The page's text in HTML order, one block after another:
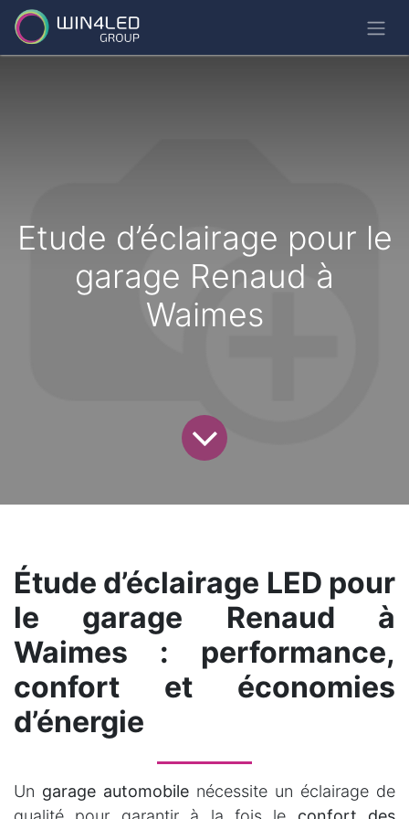
Etude d’éclairage pour le
garage Renaud à
Waimes
Étude d’éclairage LED pour
le garage Renaud à
Waimes : performance,
confort et économies
d’énergie
Un garage automobile nécessite un éclairage de